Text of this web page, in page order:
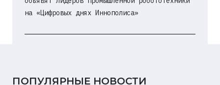
на «Цифровых днях Иннополиса»
ПОПУЛЯРНЫЕ НОВОСТИ